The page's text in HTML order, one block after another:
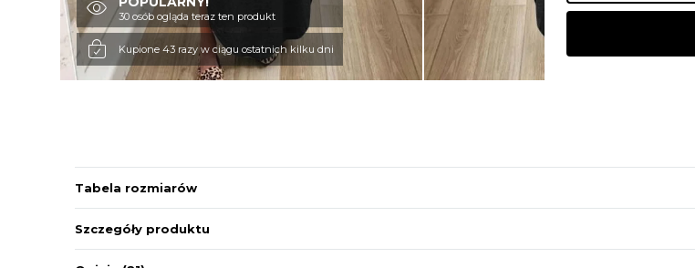
30 osób ogląda teraz ten produkt
Kupione 43 razy w ciągu ostatnich kilku dni
Tabela rozmiarów
Szczegóły produktu